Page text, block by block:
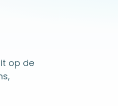
op de